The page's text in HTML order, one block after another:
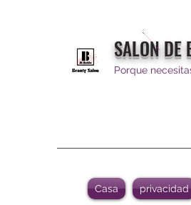
SALON DE
Porque
Casa privacidad